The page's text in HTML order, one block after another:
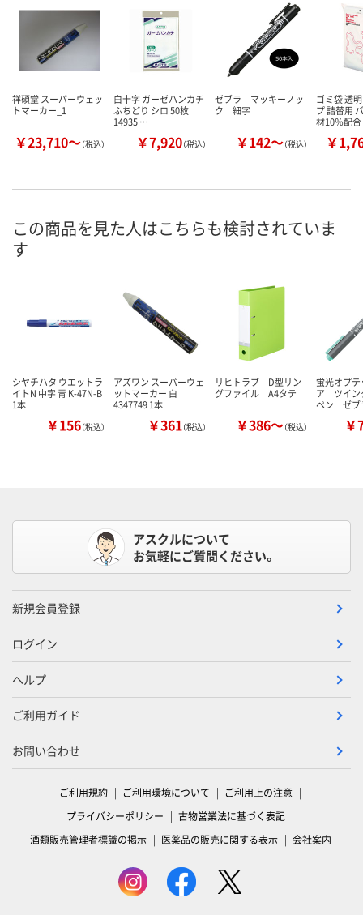
祥碩堂 スーパーウェッ
トマーカー_1
￥23,710～（税込）
白十字 ガーゼハンカチ
ふちどり シロ 50枚
14935 …
￥7,920（税込）
ゼブラ マッキーノッ
ク 細字
￥142～（税込）
ゴミ袋 透
プ 詰替用
材10％配合
￥
この商品を見た人はこちらも検討されていま
す
シヤチハタ ウエットラ
イトN 中字 青 K-47N-B
1本
￥156（税込）
アズワン スーパーウェ
ットマーカー 白
4347749 1本
￥361（税込）
リヒトラブ D型リン
グファイル A4タテ
￥386～（税込）
蛍光オプ
ア ツイン
ペン ゼブ
￥
アスクルについて
お気軽にご質問ください。
新規会員登録
ログイン
ヘルプ
ご利用ガイド
お問い合わせ
ご利用規約 ご利用環境について
ご利用上の注意
プライバシーポリシー
古物営業法に基づく表記
酒類販売管理者標識の掲示
医薬品の販売に関する表示 会社案内